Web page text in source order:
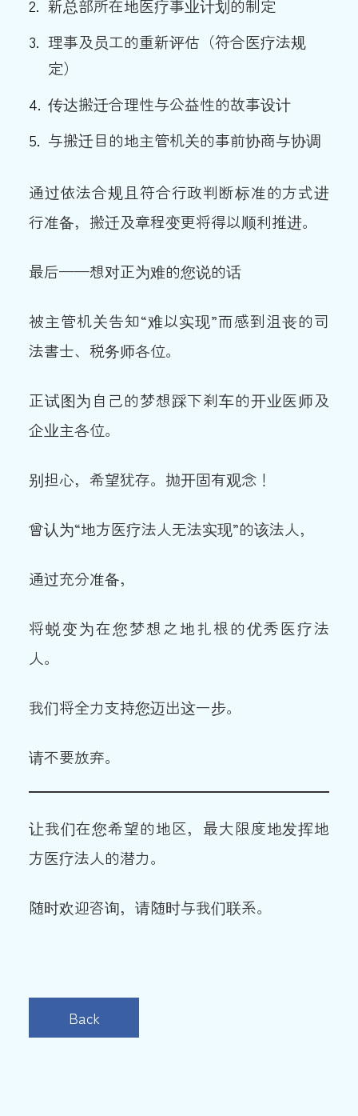
新总部所在地医疗事业计划的制定
理事及员工的重新评估（符合医疗法规
定）
传达搬迁合理性与公益性的故事设计
与搬迁目的地主管机关的事前协商与协调
通过依法合规且符合行政判断标准的方式进
行准备，搬迁及章程变更将得以顺利推进。
最后——想对正为难的您说的话
被主管机关告知“难以实现”而感到沮丧的司
法書士、税务师各位。
正试图为自己的梦想踩下刹车的开业医师及
企业主各位。
别担心，希望犹存。抛开固有观念！
曾认为“地方医疗法人无法实现”的该法人，
通过充分准备，
将蜕变为在您梦想之地扎根的优秀医疗法
人。
我们将全力支持您迈出这一步。
请不要放弃。
让我们在您希望的地区，最大限度地发挥地
方医疗法人的潜力。
随时欢迎咨询，请随时与我们联系。
Back